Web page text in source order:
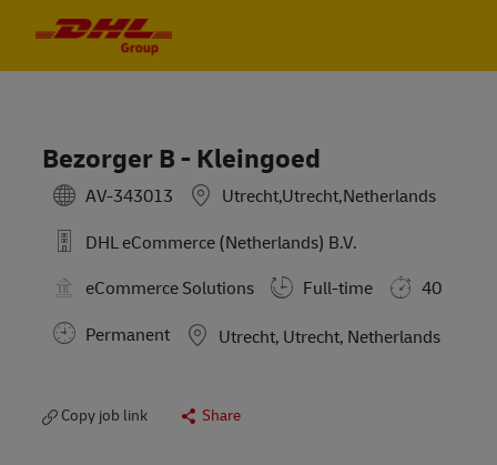
Bezorger B - Kleingoed
AV-343013
Utrecht,Utrecht,Netherlands
DHL eCommerce (Netherlands) B.V.
eCommerce Solutions
Full-time
40
Permanent
Location
Utrecht, Utrecht, Netherlands
Copy job link Share